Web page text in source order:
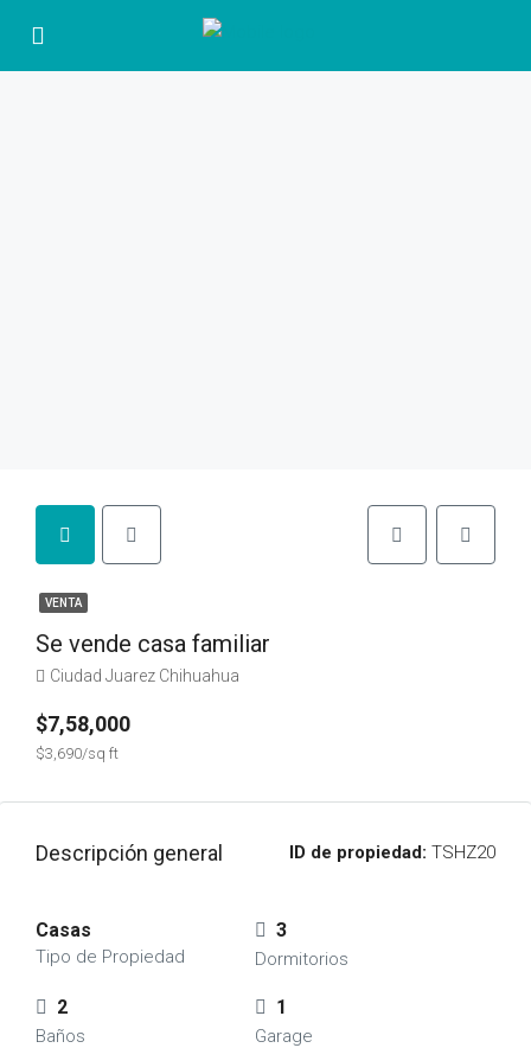
VENTA
Se vende casa familiar
Ciudad Juarez Chihuahua
$7,58,000
$3,690/sq ft
Descripción general ID de propiedad: TSHZ20
Casas
Tipo de Propiedad
3
Dormitorios
2
Baños
1
Garage